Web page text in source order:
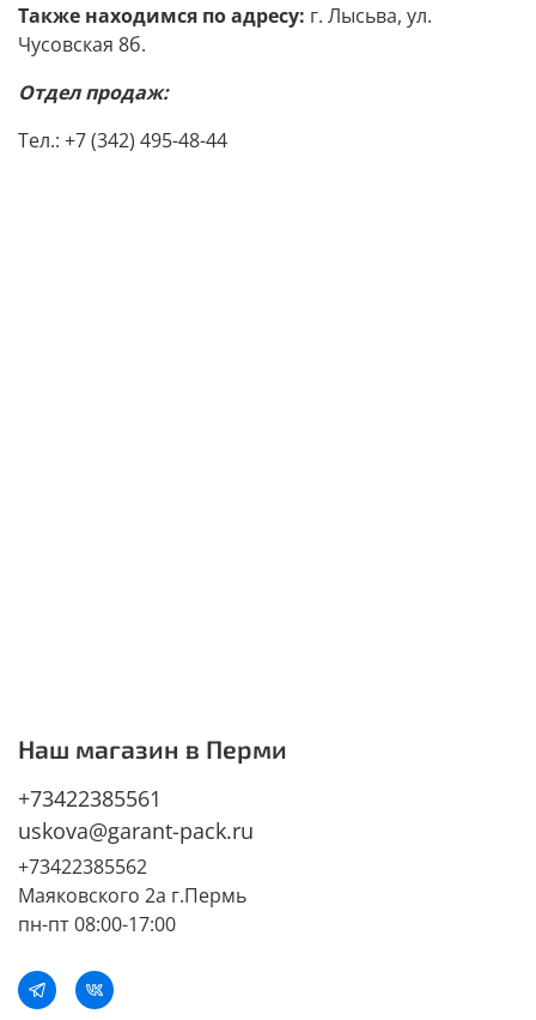
Также находимся по адресу: г. Лысьва, ул.
Чусовская 8б.
Отдел продаж:
Тел.: +7 (342) 495-48-44
Наш магазин в Перми
+73422385561
uskova@garant-pack.ru
+73422385562
Маяковского 2а г.Пермь
пн-пт 08:00-17:00